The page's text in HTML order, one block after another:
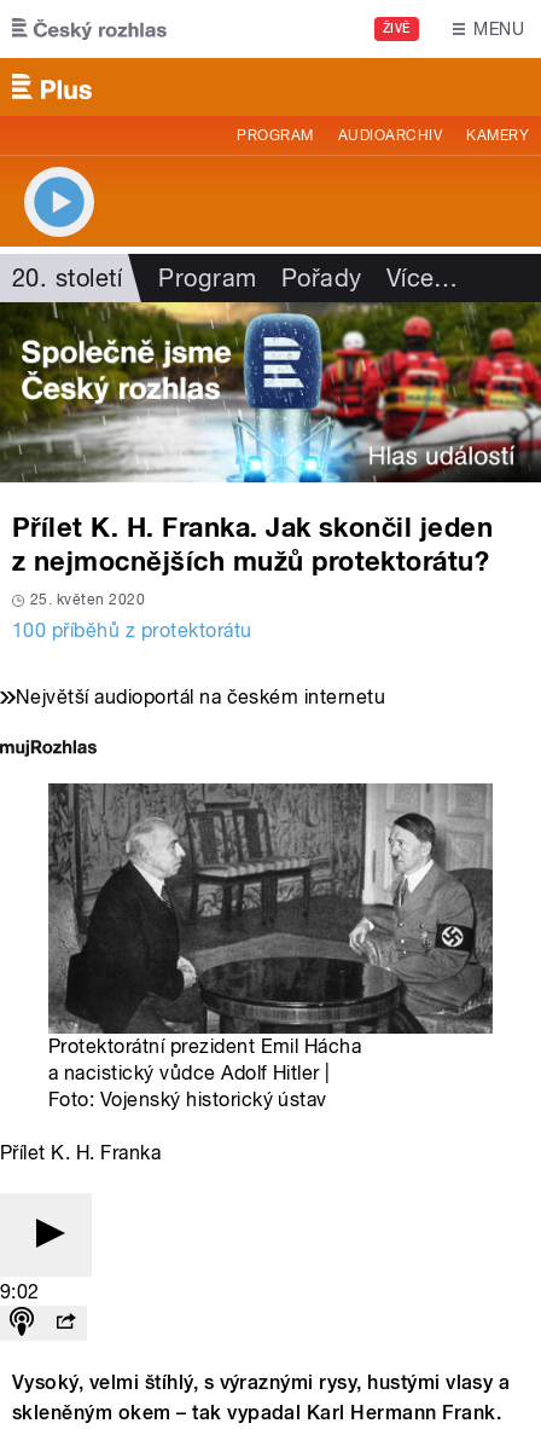
Přejít k hlavnímu obsahu
ŽIVĚ MENU
PROGRAM AUDIOARCHIV KAMERY
20. století Program Pořady Více…
Přílet K. H. Franka. Jak skončil jeden
z nejmocnějších mužů protektorátu?
25. květen 2020
100 příběhů z protektorátu
Největší audioportál na českém internetu
Protektorátní prezident Emil Hácha
a nacistický vůdce Adolf Hitler |
Foto: Vojenský historický ústav
Přílet K. H. Franka
9:02
Vysoký, velmi štíhlý, s výraznými rysy, hustými vlasy a
skleněným okem – tak vypadal Karl Hermann Frank.